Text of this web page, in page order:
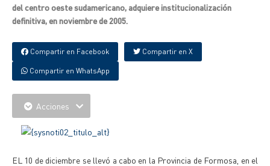
del centro oeste sudamericano, adquiere institucionalización
definitiva, en noviembre de 2005.
Compartir en Facebook Compartir en X
Compartir en WhatsApp
Acciones
EL 10 de diciembre se llevó a cabo en la Provincia de Formosa, en el